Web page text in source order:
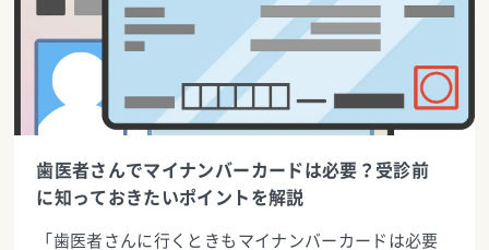
歯医者さんでマイナンバーカードは必要？受診前
に知っておきたいポイントを解説
「歯医者さんに行くときもマイナンバーカードは必要